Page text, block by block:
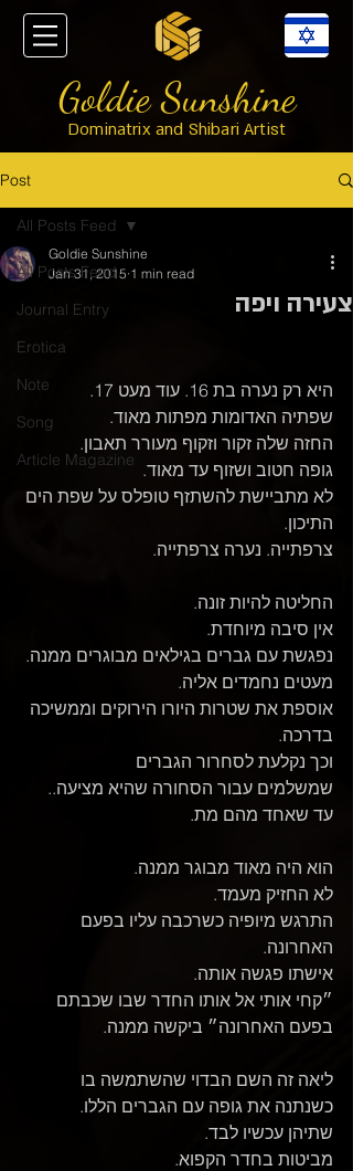
Goldie Sunshine
Dominatrix and Shibari Artist
Post
All Posts Feed
Journal Entry
Erotica
Note
Song
Article Magazine
All Posts Feed
צעירה ויפה
Goldie Sunshine
Jan 31, 2015 1 min read
היא רק נערה בת 16. עוד מעט 17.
שפתיה האדומות מפתות מאוד.
החזה שלה זקור וזקוף מעורר תאבון.
גופה חטוב ושזוף עד מאוד.
לא מתביישת להשתזף טופלס על שפת הים
התיכון.
צרפתייה. נערה צרפתייה.
החליטה להיות זונה.
אין סיבה מיוחדת.
נפגשת עם גברים בגילאים מבוגרים ממנה.
מעטים נחמדים אליה.
אוספת את שטרות היורו הירוקים וממשיכה
בדרכה.
וכך נקלעת לסחרור הגברים
שמשלמים עבור הסחורה שהיא מציעה..
עד שאחד מהם מת.
הוא היה מאוד מבוגר ממנה.
לא החזיק מעמד.
התרגש מיופיה כשרכבה עליו בפעם
האחרונה.
אישתו פגשה אותה.
״קחי אותי אל אותו החדר שבו שכבתם
בפעם האחרונה״ ביקשה ממנה.
ליאה זה השם הבדוי שהשתמשה בו
כשנתנה את גופה עם הגברים הללו.
שתיהן עכשיו לבד.
מביטות בחדר הקפוא.